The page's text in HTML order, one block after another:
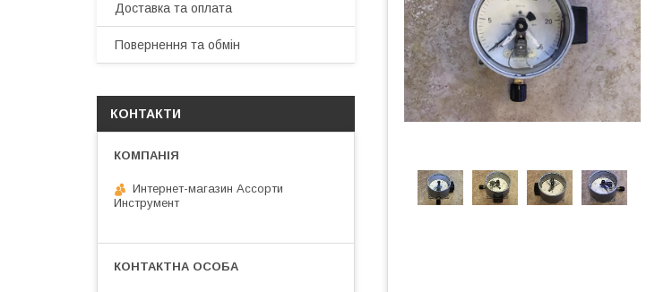
Доставка та оплата
Повернення та обмін
КОНТАКТИ
Интернет-магазин Ассорти
Инструмент